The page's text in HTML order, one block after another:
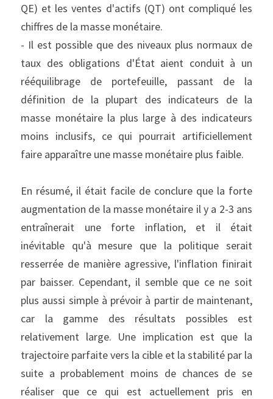
QE) et les ventes d'actifs (QT) ont compliqué les
chiffres de la masse monétaire.
- Il est possible que des niveaux plus normaux de
taux des obligations d'État aient conduit à un
rééquilibrage de portefeuille, passant de la
définition de la plupart des indicateurs de la
masse monétaire la plus large à des indicateurs
moins inclusifs, ce qui pourrait artificiellement
faire apparaître une masse monétaire plus faible.
En résumé, il était facile de conclure que la forte
augmentation de la masse monétaire il y a 2-3 ans
entraînerait une forte inflation, et il était
inévitable qu'à mesure que la politique serait
resserrée de manière agressive, l'inflation finirait
par baisser. Cependant, il semble que ce ne soit
plus aussi simple à prévoir à partir de maintenant,
car la gamme des résultats possibles est
relativement large. Une implication est que la
trajectoire parfaite vers la cible et la stabilité par la
suite a probablement moins de chances de se
réaliser que ce qui est actuellement pris en